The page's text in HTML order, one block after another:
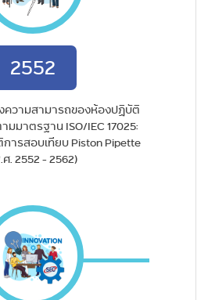
2552
ความสามารถของห้องปฏิบัติ
มมาตรฐาน ISO/IEC 17025:
ารสอบเทียบ Piston Pipette
. 2552 - 2562)